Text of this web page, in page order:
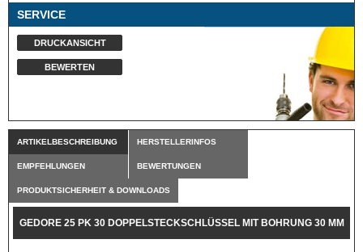
SERVICE
DRUCKANSICHT
BEWERTEN
ARTIKELBESCHREIBUNG HERSTELLERINFOS
EMPFEHLUNGEN BEWERTUNGEN
PRODUKTSICHERHEIT & DOWNLOADS
GEDORE 25 PK 30 DOPPELSTECKSCHLÜSSEL MIT BOHRUNG 30 MM